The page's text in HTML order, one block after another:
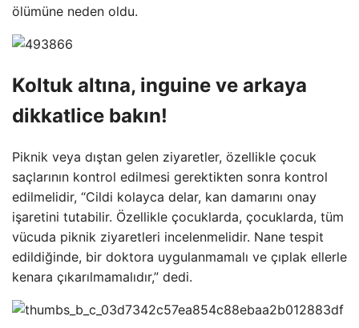
ölümüne neden oldu.
Koltuk altına, inguine ve arkaya
dikkatlice bakın!
Piknik veya dıştan gelen ziyaretler, özellikle çocuk
saçlarının kontrol edilmesi gerektikten sonra kontrol
edilmelidir, “Cildi kolayca delar, kan damarını onay
işaretini tutabilir. Özellikle çocuklarda, çocuklarda, tüm
vücuda piknik ziyaretleri incelenmelidir. Nane tespit
edildiğinde, bir doktora uygulanmamalı ve çıplak ellerle
kenara çıkarılmamalıdır,” dedi.